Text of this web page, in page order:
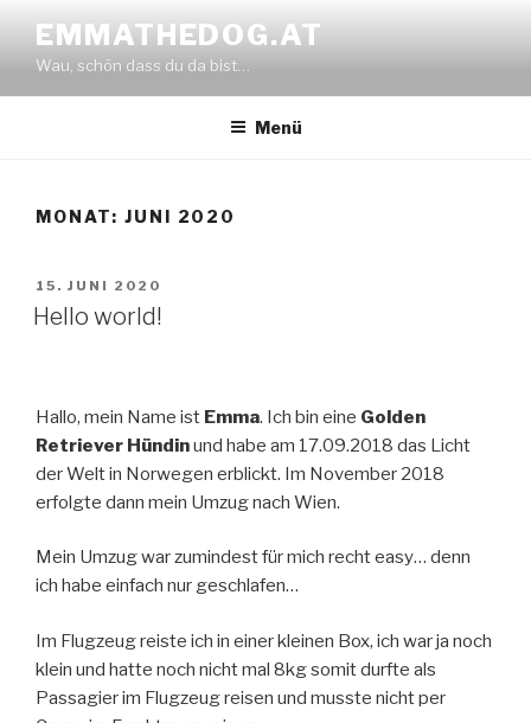
Inhalt
springen
EMMATHEDOG.AT
Wau, schön dass du da bist…
Menü
MONAT: JUNI 2020
VERÖFFENTLICHT
AM
15. JUNI 2020
Hello world!
Hallo, mein Name ist Emma. Ich bin eine Golden
Retriever Hündinund habe am 17.09.2018 das Licht
der Welt in Norwegen erblickt. Im November 2018
erfolgte dann mein Umzug nach Wien.
Mein Umzug war zumindest für mich recht easy… denn
ich habe einfach nur geschlafen…
Im Flugzeug reiste ich in einer kleinen Box, ich war ja noch
klein und hatte noch nicht mal 8kg somit durfte als
Passagier im Flugzeug reisen und musste nicht per